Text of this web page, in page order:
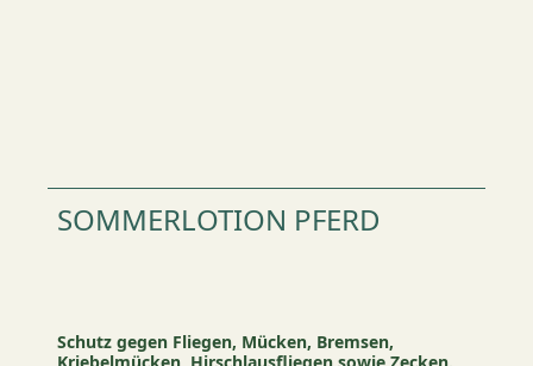
SOMMERLOTION PFERD
Schutz gegen Fliegen, Mücken, Bremsen,